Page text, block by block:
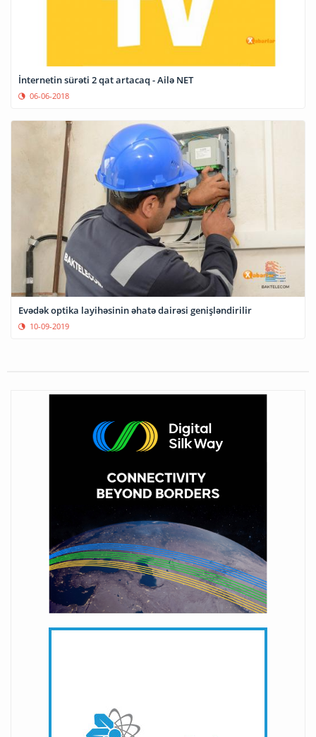
İnternetin sürəti 2 qat artacaq - Ailə NET
06-06-2018
Evədək optika layihəsinin əhatə dairəsi genişləndirilir
10-09-2019